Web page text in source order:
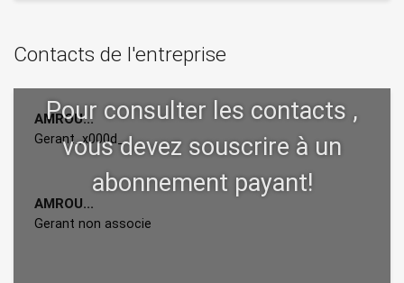
Contacts de l'entreprise
AMROU...
Gerant_x000d_
AMROU...
Gerant non associe